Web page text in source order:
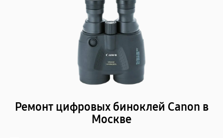
Ремонт цифровых биноклей Canon в
Москве